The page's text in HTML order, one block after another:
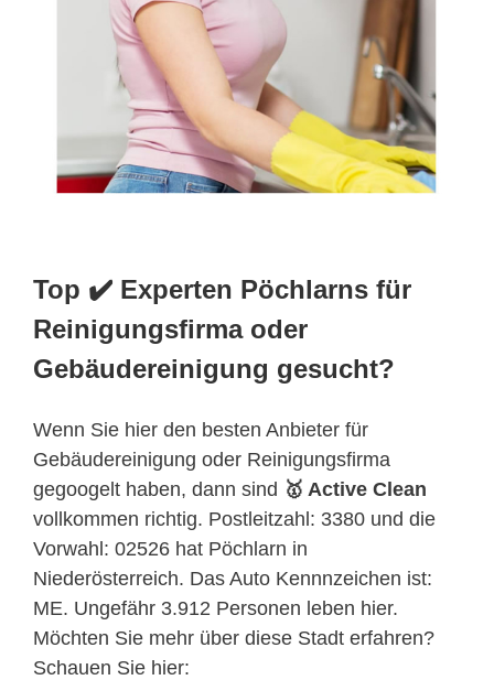
Top ✔️ Experten Pöchlarns für
Reinigungsfirma oder
Gebäudereinigung gesucht?
Wenn Sie hier den besten Anbieter für
Gebäudereinigung oder Reinigungsfirma
gegoogelt haben, dann sind 🥇 Active Clean
vollkommen richtig. Postleitzahl: 3380 und die
Vorwahl: 02526 hat Pöchlarn in
Niederösterreich. Das Auto Kennnzeichen ist:
ME. Ungefähr 3.912 Personen leben hier.
Möchten Sie mehr über diese Stadt erfahren?
Schauen Sie hier: